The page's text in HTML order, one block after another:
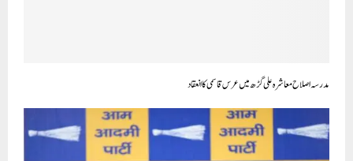
مدرسہ اصلاح معاشرہ علی گڑھ میں عرس قاسمی کا انعقاد